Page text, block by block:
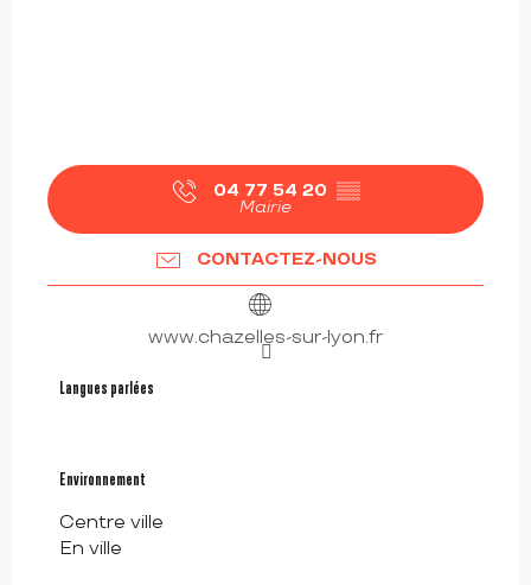
04 77 54 20 ▒▒
Mairie
CONTACTEZ-NOUS
www.chazelles-sur-lyon.fr
Langues parlées
Langues parlées
Environnement
Environnement
Centre ville
En ville